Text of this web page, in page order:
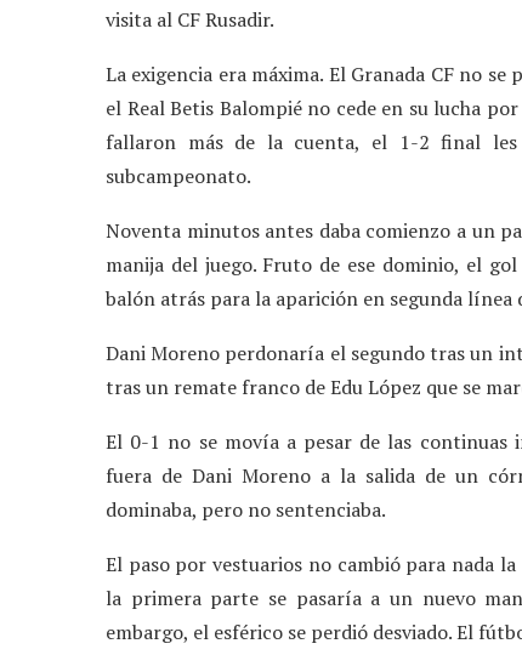
visita al CF Rusadir.
La exigencia era máxima. El Granada CF no
el Real Betis Balompié no cede en su lucha
fallaron más de la cuenta, el 1-2 final
subcampeonato.
Noventa minutos antes daba comienzo a un
manija del juego. Fruto de ese dominio, el
balón atrás para la aparición en segunda línea
Dani Moreno perdonaría el segundo tras un
tras un remate franco de Edu López que se
El 0-1 no se movía a pesar de las continuas
fuera de Dani Moreno a la salida de un
dominaba, pero no sentenciaba.
El paso por vestuarios no cambió para nada
la primera parte se pasaría a un nuevo
embargo, el esférico se perdió desviado. El